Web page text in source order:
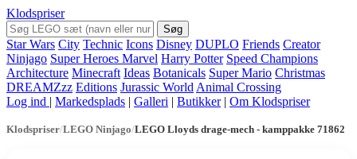
Klodspriser
Søg
Star Wars City Technic Icons Disney DUPLO Friends Creator
Ninjago Super Heroes Marvel Harry Potter Speed Champions
Architecture Minecraft Ideas Botanicals Super Mario Christmas
DREAMZzz Editions Jurassic World Animal Crossing
Log ind | Markedsplads | Galleri | Butikker | Om Klodspriser
Klodspriser/LEGO Ninjago/LEGO Lloyds drage-mech - kamppakke 71862